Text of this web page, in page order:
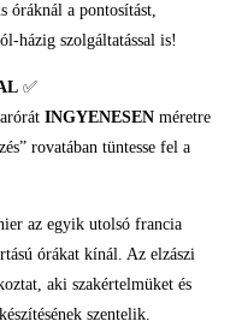
óráknál a pontosítást,
házig szolgáltatással is!
✅
INGYENESEN méretre
rovatában tüntesse fel a
az egyik utolsó francia
órákat kínál. Az elzászi
aki szakértelmüket és
szentelik.